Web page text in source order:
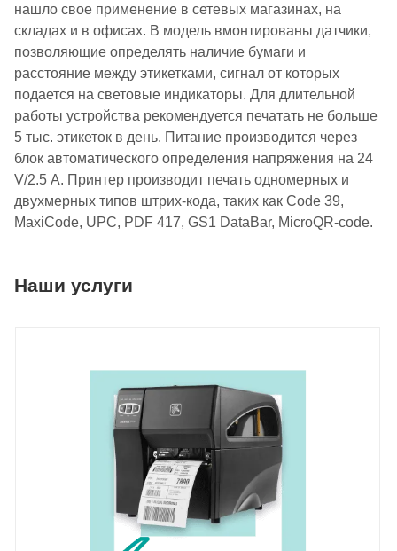
нашло свое применение в сетевых магазинах, на
складах и в офисах. В модель вмонтированы датчики,
позволяющие определять наличие бумаги и
расстояние между этикетками, сигнал от которых
подается на световые индикаторы. Для длительной
работы устройства рекомендуется печатать не больше
5 тыс. этикеток в день. Питание производится через
блок автоматического определения напряжения на 24
V/2.5 А. Принтер производит печать одномерных и
двухмерных типов штрих-кода, таких как Code 39,
MaxiCode, UPC, PDF 417, GS1 DataBar, MicroQR-code.
Наши услуги